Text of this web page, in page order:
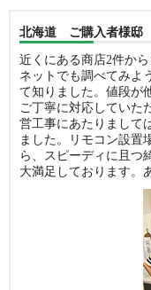
北海道 ご購入者様邸
近くにある商店2件か
ネットでも調べてみよ
て知りました。値段が
ご丁寧に対応していた
営工事にあたりまして
ました。リモコン設置
ら、スピーディに且つ
大満足しております。